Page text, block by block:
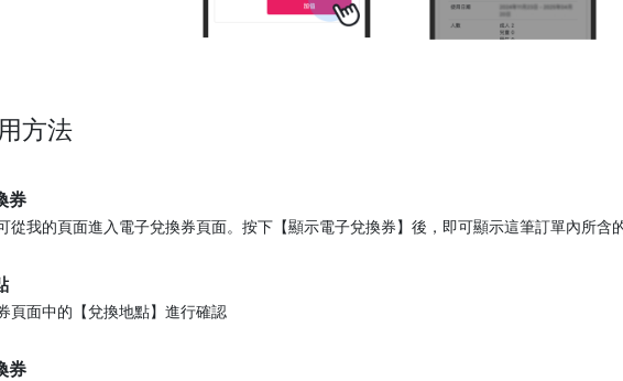
方法
券
從我的頁面進入電子兌換券頁面。按下【顯示電子兌換券】後，即可顯示這筆訂單內所含
頁面中的【兌換地點】進行確認
券